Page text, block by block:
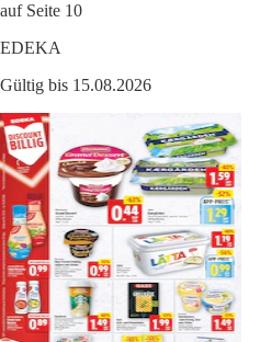
auf Seite 10
EDEKA
Gültig bis 15.08.2026